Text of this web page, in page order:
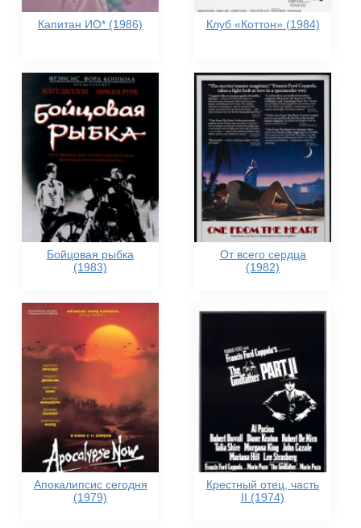
Капитан ИО* (1986) Клуб «Коттон» (1984)
Бойцовая рыбка
(1983)
От всего сердца
(1982)
Апокалипсис сегодня
(1979)
Крестный отец, часть
II (1974)